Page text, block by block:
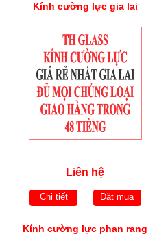
Kính cường lực gia lai
Liên hệ
Chi tiết Đặt mua
Kính cường lực phan rang